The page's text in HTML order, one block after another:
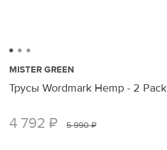
MISTER GREEN
Трусы Wordmark Hemp - 2 Pack
4 792 ₽ 5 990 ₽